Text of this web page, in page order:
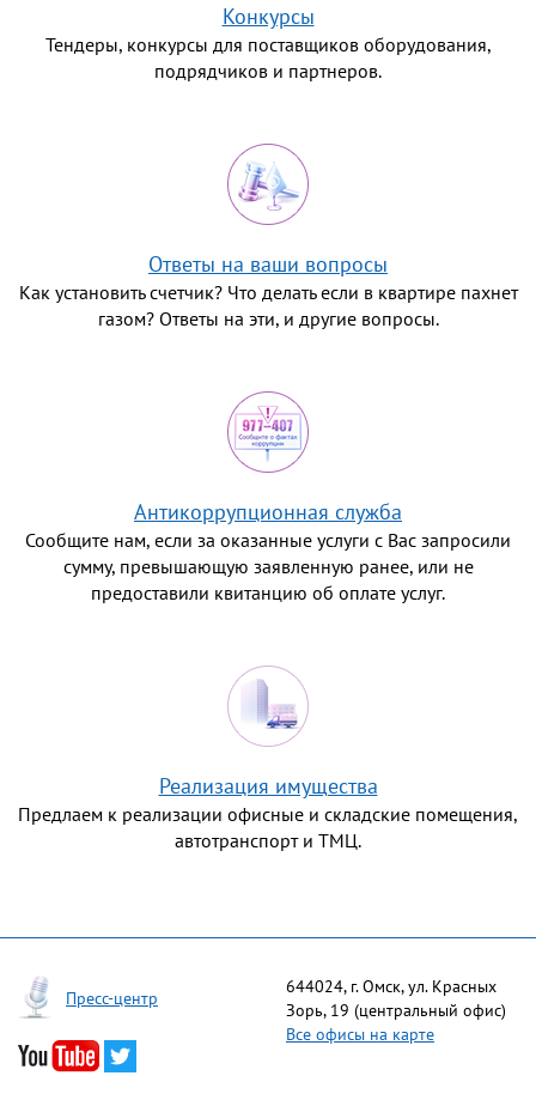
Конкурсы
Тендеры, конкурсы для поставщиков оборудования,
подрядчиков и партнеров.
Ответы на ваши вопросы
Как установить счетчик? Что делать если в квартире пахнет
газом? Ответы на эти, и другие вопросы.
Антикоррупционная служба
Сообщите нам, если за оказанные услуги с Вас запросили
сумму, превышающую заявленную ранее, или не
предоставили квитанцию об оплате услуг.
Реализация имущества
Предлаем к реализации офисные и складские помещения,
автотранспорт и ТМЦ.
Пресс-центр
644024, г. Омск, ул. Красных
Зорь, 19 (центральный офис)
Все офисы на карте